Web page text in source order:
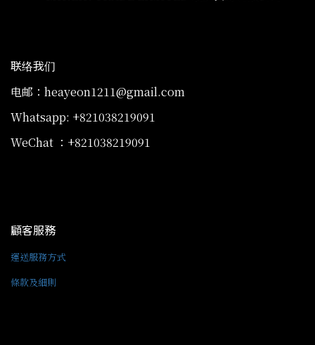
联络我们
电邮：heayeon1211@gmail.com
Whatsapp: +821038219091
WeChat ：+821038219091
顧客服務
運送服務方式
條款及細則